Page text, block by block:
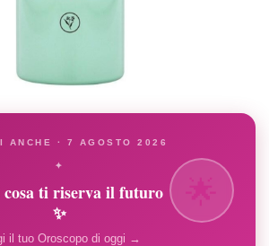
ANCHE · 7 AGOSTO 2026
✦
cosa ti riserva il futuro
✨
il tuo Oroscopo di oggi →